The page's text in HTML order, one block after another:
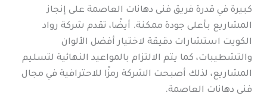
كبيرة في قدرة فريق فنى دهانات العاصمة على إنجاز
المشاريع بأعلى جودة ممكنة. أيضًا، تقدم شركة رواد
الكويت استشارات دقيقة لاختيار أفضل الألوان
والتشطيبات، كما يتم الالتزام بالمواعيد النهائية لتسليم
المشاريع، لذلك أصبحت الشركة رمزًا للاحترافية في مجال
فنى دهانات العاصمة.